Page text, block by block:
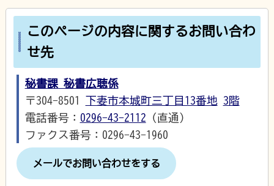
このページの内容に関するお問い合わ
せ先
秘書課 秘書広聴係
〒304-8501 下妻市本城町三丁目13番地 3階
電話番号： 0296-43-2112 （直通）
ファクス番号：0296-43-1960
メールでお問い合わせをする